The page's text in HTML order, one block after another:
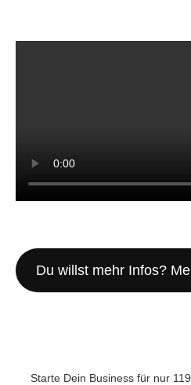
Du willst mehr Infos?
Starte Dein Business für nur